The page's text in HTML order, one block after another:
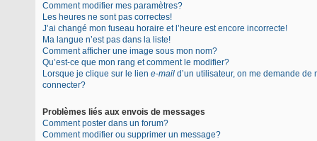
Comment modifier mes paramètres?
Les heures ne sont pas correctes!
J’ai changé mon fuseau horaire et l’heure est encore incorrecte!
Ma langue n’est pas dans la liste!
Comment afficher une image sous mon nom?
Qu’est-ce que mon rang et comment le modifier?
Lorsque je clique sur le lien e-mail d’un utilisateur, on me demande de
connecter?
Problèmes liés aux envois de messages
Comment poster dans un forum?
Comment modifier ou supprimer un message?